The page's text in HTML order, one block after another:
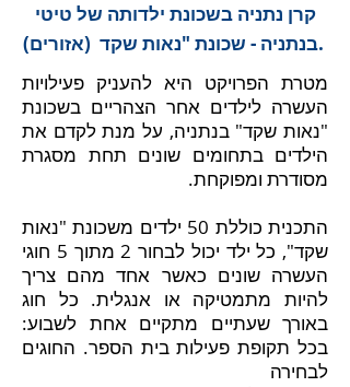
קרן נתניה בשכונת ילדותה של טיטי
בנתניה - שכונת "נאות שקד (אזורים).
מטרת הפרויקט היא להעניק פעילויות
העשרה לילדים אחר הצהריים בשכונת
"נאות שקד" בנתניה, על מנת לקדם את
הילדים בתחומים שונים תחת מסגרת
מסודרת ומפוקחת.
התכנית כוללת 50 ילדים משכונת "נאות
שקד", כל ילד יכול לבחור 2 מתוך 5 חוגי
העשרה שונים כאשר אחד מהם צריך
להיות מתמטיקה או אנגלית. כל חוג
באורך שעתיים מתקיים אחת לשבוע:
בכל תקופת פעילות בית הספר. החוגים
לבחירה